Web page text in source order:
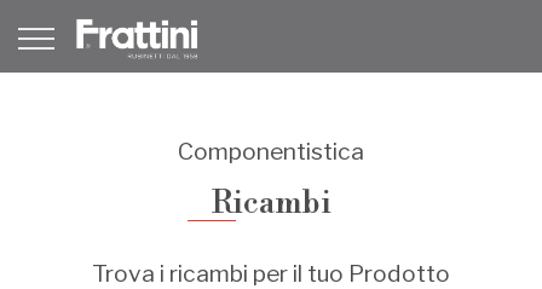
Componentistica
Ricambi
Trova i ricambi per il tuo Prodotto